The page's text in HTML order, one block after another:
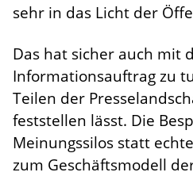
sehr in das Licht der
Das hat sicher auch mit
Informationsauftrag zu
Teilen der
feststellen lässt. Die
Meinungssilos statt
zum Geschäftsmodell